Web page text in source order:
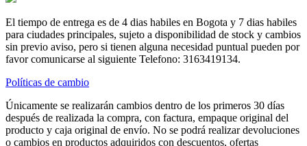
El tiempo de entrega es de 4 dias habiles en Bogota y 7 dias habiles
para ciudades principales, sujeto a disponibilidad de stock y cambios
sin previo aviso, pero si tienen alguna necesidad puntual pueden por
favor comunicarse al siguiente Telefono: 3163419134.
Políticas de cambio
Únicamente se realizarán cambios dentro de los primeros 30 días
después de realizada la compra, con factura, empaque original del
producto y caja original de envío. No se podrá realizar devoluciones
o cambios en productos adquiridos con descuentos, ofertas